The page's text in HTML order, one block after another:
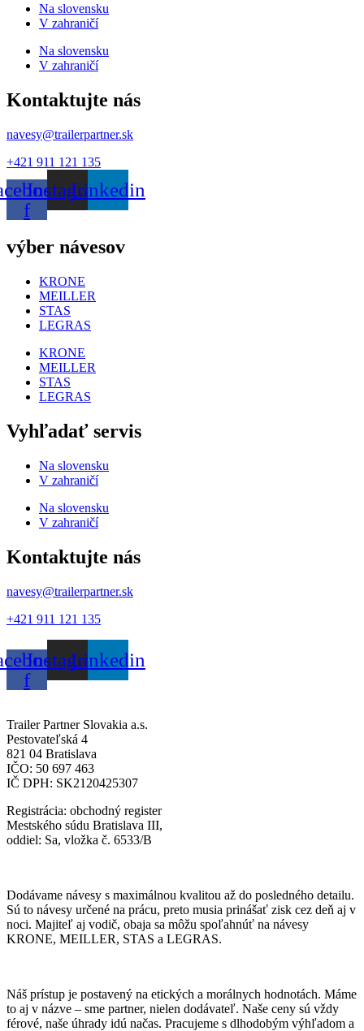
Na slovensku
V zahraničí
Na slovensku
V zahraničí
Kontaktujte nás
navesy@trailerpartner.sk
+421 911 121 135
f
InstagramLinkedin
výber návesov
KRONE
MEILLER
STAS
LEGRAS
KRONE
MEILLER
STAS
LEGRAS
Vyhľadať servis
Na slovensku
V zahraničí
Na slovensku
V zahraničí
Kontaktujte nás
navesy@trailerpartner.sk
+421 911 121 135
f
InstagramLinkedin
Trailer Partner Slovakia a.s.
Pestovateľská 4
821 04 Bratislava
IČO: 50 697 463
IČ DPH: SK2120425307
Registrácia: obchodný register
Mestského súdu Bratislava III,
oddiel: Sa, vložka č. 6533/B
Dodávame návesy s maximálnou kvalitou až do posledného detailu.
Sú to návesy určené na prácu, preto musia prinášať zisk cez deň aj v
noci. Majiteľ aj vodič, obaja sa môžu spoľahnúť na návesy
KRONE, MEILLER, STAS a LEGRAS.
Náš prístup je postavený na etických a morálnych hodnotách. Máme
to aj v názve – sme partner, nielen dodávateľ. Naše ceny sú vždy
férové, naše úhrady idú načas. Pracujeme s dlhodobým výhľadom a